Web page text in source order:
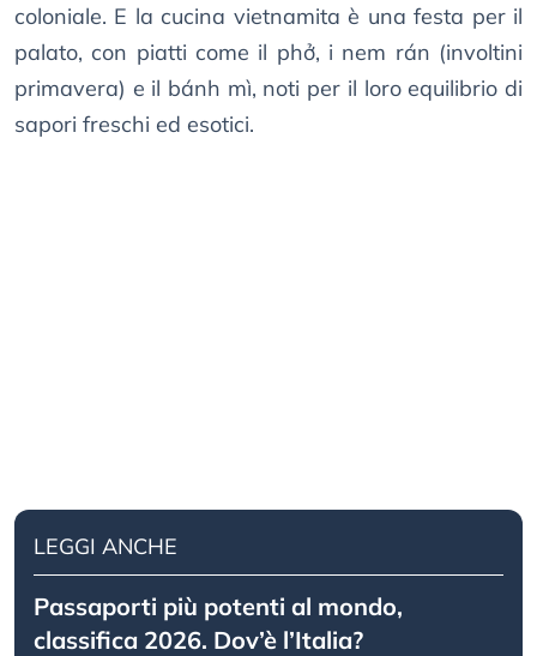
coloniale. E la cucina vietnamita è una festa per il
palato, con piatti come il phở, i nem rán (involtini
primavera) e il bánh mì, noti per il loro equilibrio di
sapori freschi ed esotici.
LEGGI ANCHE
Passaporti più potenti al mondo,
classifica 2026. Dov’è l’Italia?